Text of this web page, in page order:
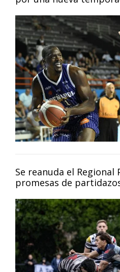
Se reanuda el Regional
promesas de